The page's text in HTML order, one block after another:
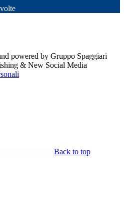
volte
powered by Gruppo Spaggiari
& New Social Media
Back to top